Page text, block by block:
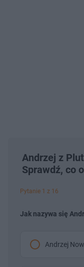
Andrzej z
Sprawdź, co
Pytanie 1 z 16
Jak nazywa się
Andrzej